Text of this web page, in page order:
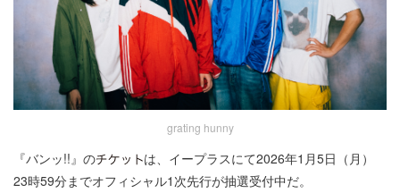
grating hunny
『バンッ!!』の
は、イープラスにて2026年1月5日（月）
23時59分までオフィシャル1次先行が抽選受付中だ。